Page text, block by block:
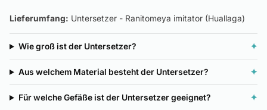
Lieferumfang: Untersetzer - Ranitomeya imitator (Huallaga)
Wie groß ist der Untersetzer? ✦
Aus welchem Material besteht der Untersetzer? ✦
Für welche Gefäße ist der Untersetzer geeignet? ✦